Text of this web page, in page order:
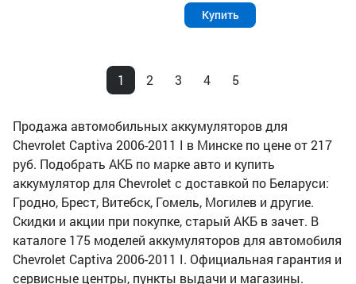
Купить
1 2 3 4 5
Продажа автомобильных аккумуляторов для
Chevrolet Captiva 2006-2011 I в Минске по цене от 217
руб. Подобрать АКБ по марке авто и купить
аккумулятор для Chevrolet с доставкой по Беларуси:
Гродно, Брест, Витебск, Гомель, Могилев и другие.
Скидки и акции при покупке, старый АКБ в зачет. В
каталоге 175 моделей аккумуляторов для автомобиля
Chevrolet Captiva 2006-2011 I. Официальная гарантия и
сервисные центры, пункты выдачи и магазины.